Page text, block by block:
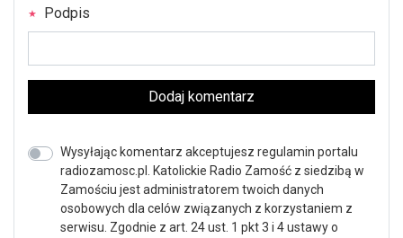
Podpis
Dodaj komentarz
Wysyłając komentarz akceptujesz regulamin portalu
radiozamosc.pl. Katolickie Radio Zamość z siedzibą w
Zamościu jest administratorem twoich danych
osobowych dla celów związanych z korzystaniem z
serwisu. Zgodnie z art. 24 ust. 1 pkt 3 i 4 ustawy o